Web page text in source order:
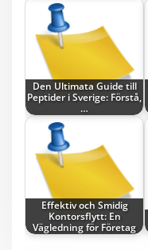
Den Ultimata Guide till
Peptider i Sverige: Förstå,
…
Effektiv och Smidig
Kontorsflytt: En
Vägledning för Företag